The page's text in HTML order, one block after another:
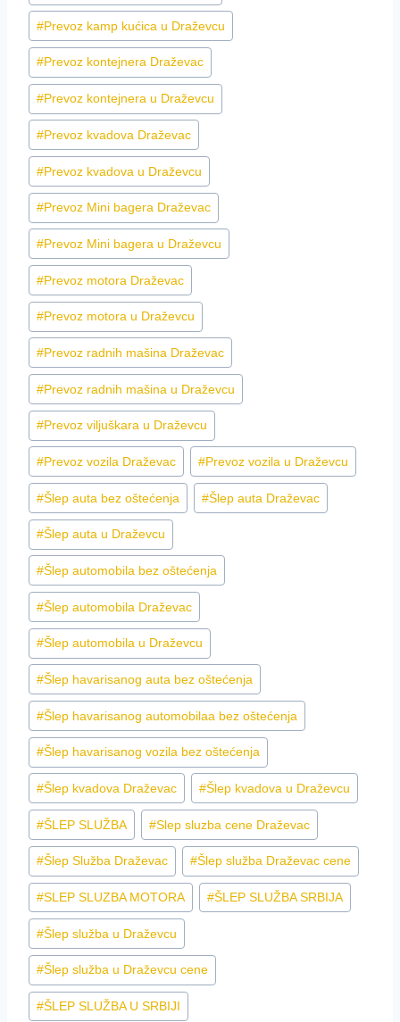
#Prevoz kamp kućica u Draževcu
#Prevoz kontejnera Draževac
#Prevoz kontejnera u Draževcu
#Prevoz kvadova Draževac
#Prevoz kvadova u Draževcu
#Prevoz Mini bagera Draževac
#Prevoz Mini bagera u Draževcu
#Prevoz motora Draževac
#Prevoz motora u Draževcu
#Prevoz radnih mašina Draževac
#Prevoz radnih mašina u Draževcu
#Prevoz viljuškara u Draževcu
#Prevoz vozila Draževac #Prevoz vozila u Draževcu
#Šlep auta bez oštećenja #Šlep auta Draževac
#Šlep auta u Draževcu
#Šlep automobila bez oštećenja
#Šlep automobila Draževac
#Šlep automobila u Draževcu
#Šlep havarisanog auta bez oštećenja
#Šlep havarisanog automobilaa bez oštećenja
#Šlep havarisanog vozila bez oštećenja
#Šlep kvadova Draževac #Šlep kvadova u Draževcu
#ŠLEP SLUŽBA #Slep sluzba cene Draževac
#Šlep Služba Draževac #Šlep služba Draževac cene
#SLEP SLUZBA MOTORA #ŠLEP SLUŽBA SRBIJA
#Šlep služba u Draževcu
#Šlep služba u Draževcu cene
#ŠLEP SLUŽBA U SRBIJI